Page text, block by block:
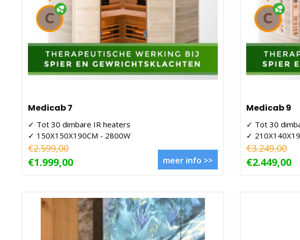
Medicab 7
✓ Tot 30 dimbare IR heaters
✓ 150X150X190CM - 2800W
€2.599,00
€1.999,00 meer info >>
Medicab 9
✓ Tot 30
✓
€3.249,00
€2.449,00